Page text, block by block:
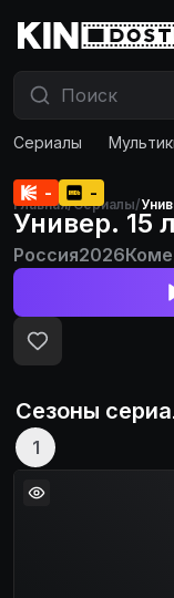
Сериалы
Главная/Сериалы/
- -
Универ. 15
Россия2026
Сезоны
1